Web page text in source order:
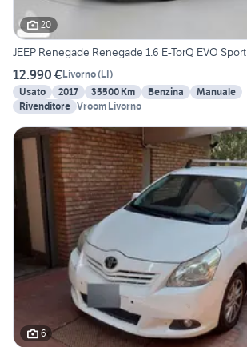
20
JEEP Renegade Renegade 1.6 E-TorQ EVO Sport
12.990 €Livorno(LI)
Usato
2017 35500 Km Benzina
Manuale
Rivenditore Vroom Livorno
6